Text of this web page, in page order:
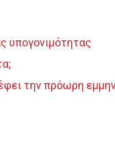
υπογονιμότητας
την πρόωρη